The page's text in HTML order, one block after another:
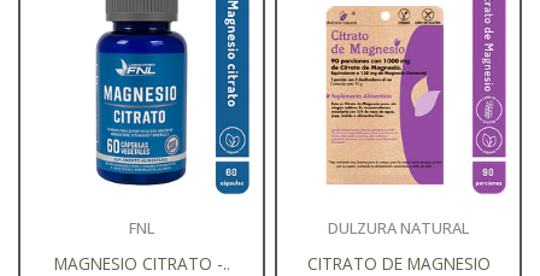
FNL
MAGNESIO CITRATO -..
DULZURA NATURAL
CITRATO DE MAGNESIO